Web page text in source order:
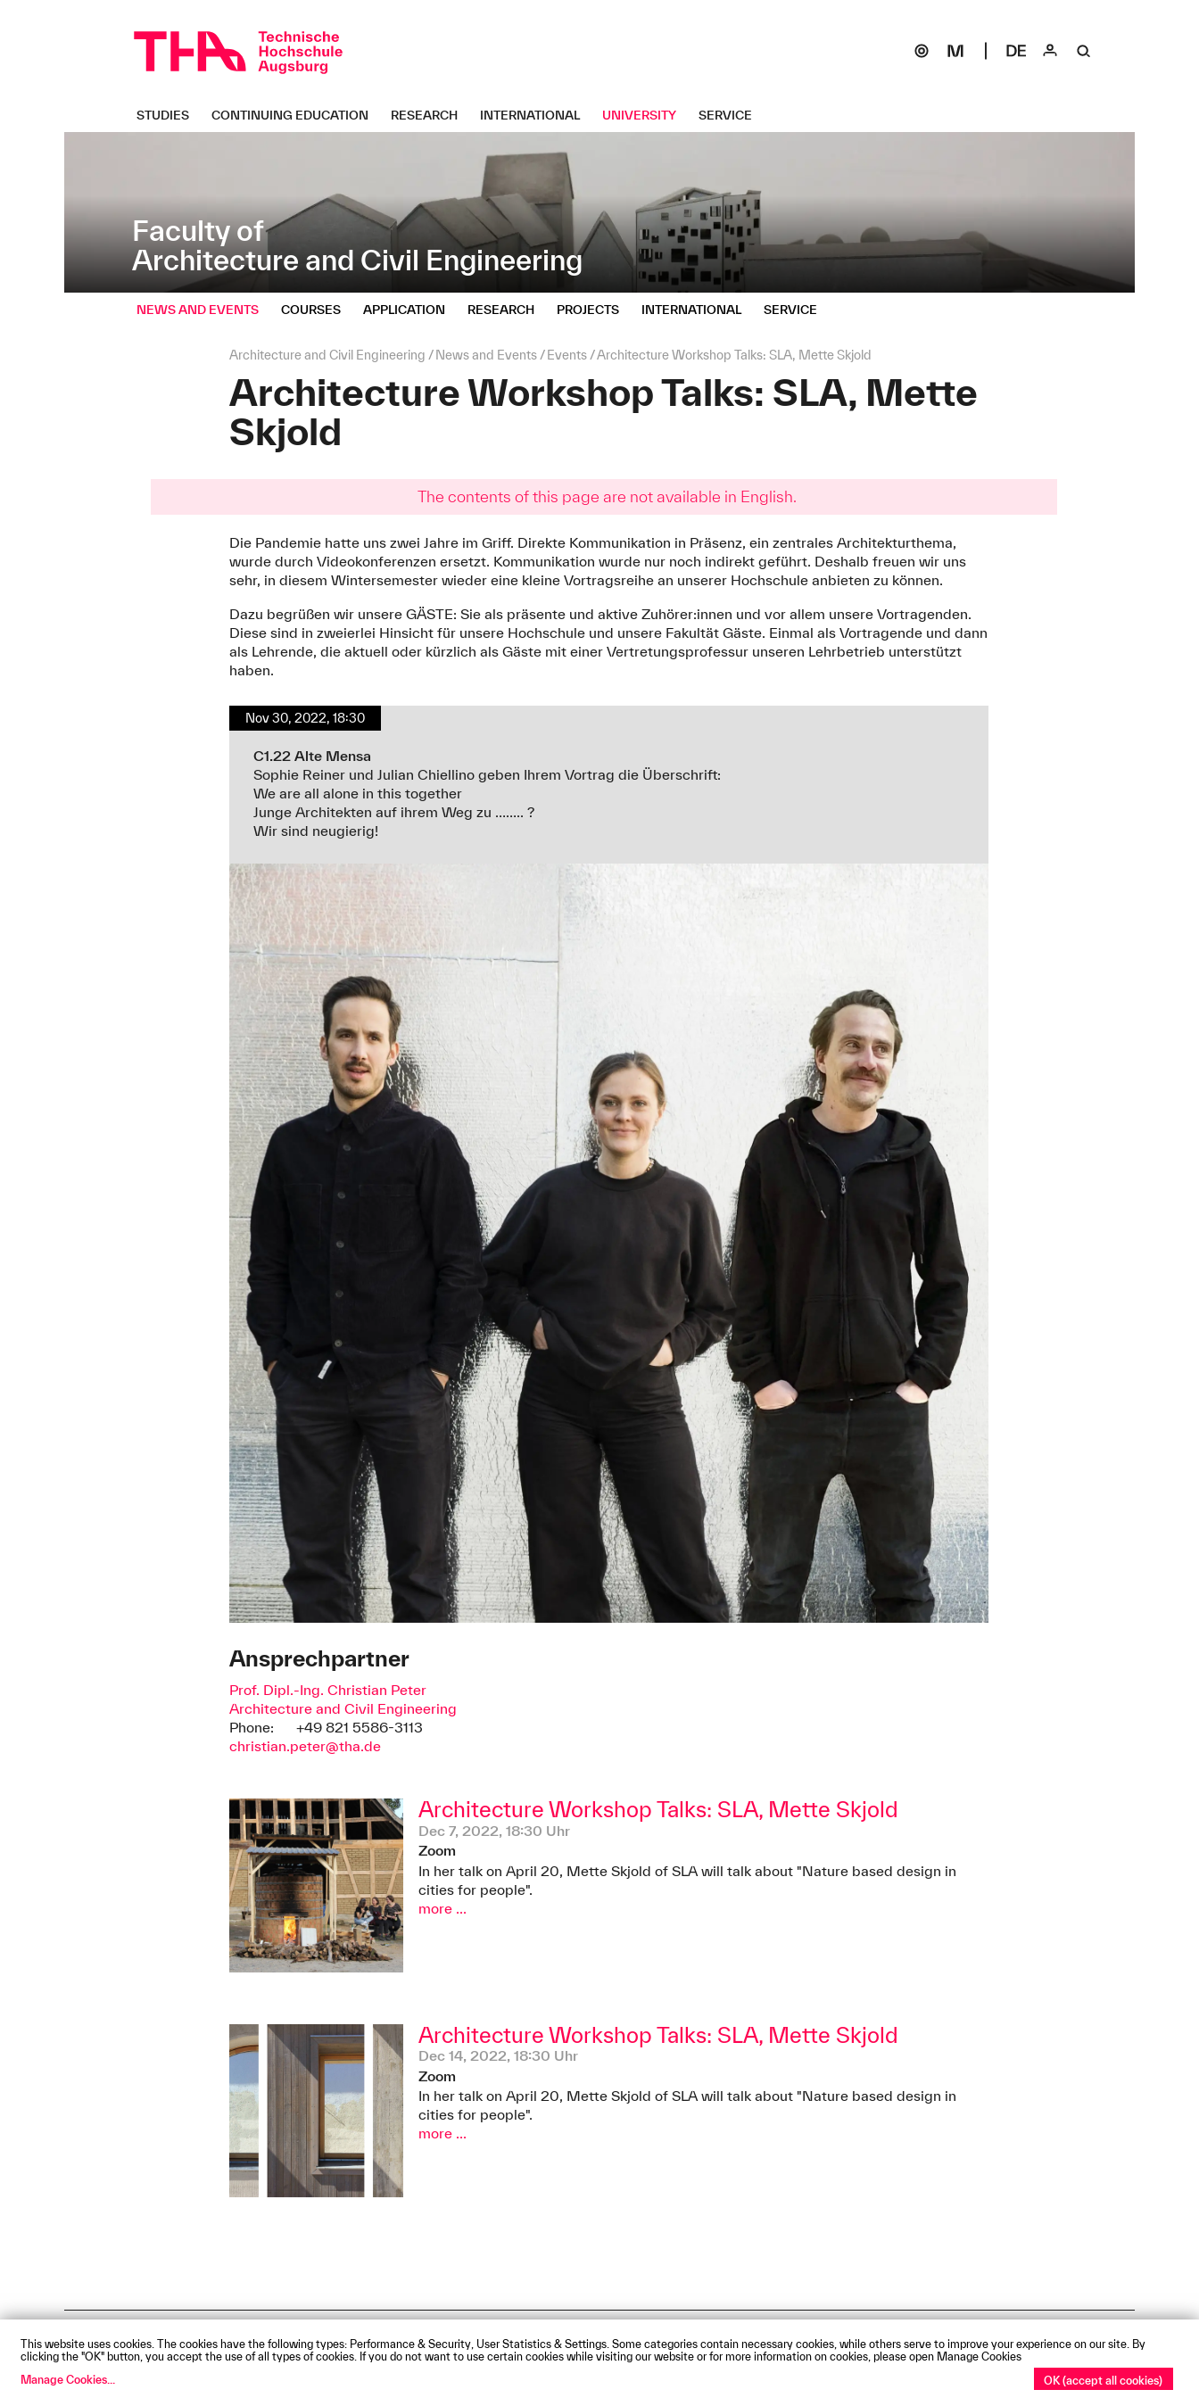
This website uses cookies. The cookies have the following types: Performance & Security, User Statistics & Settings. Some categories contain necessary cookies, while others serve to improve your experience on our site. By
clicking the "OK" button, you accept the use of all types of cookies. If you do not want to use certain cookies while visiting our website or for more information on cookies, please open Manage Cookies
Manage Cookies
OK (accept all cookies)
navigation
Faculty of
Architecture and Civil Engineering
STUDIES CONTINUING EDUCATION RESEARCH INTERNATIONAL UNIVERSITY SERVICE
NEWS AND EVENTS COURSES APPLICATION RESEARCH PROJECTS INTERNATIONAL SERVICE
Page
Architecture and Civil Engineering News and Events Events Architecture Workshop Talks: SLA, Mette Skjold
Architecture Workshop Talks: SLA, Mette
Skjold
The contents of this page are not available in English.
Die Pandemie hatte uns zwei Jahre im Griff. Direkte Kommunikation in Präsenz, ein zentrales Architekturthema,
wurde durch Videokonferenzen ersetzt. Kommunikation wurde nur noch indirekt geführt. Deshalb freuen wir uns
sehr, in diesem Wintersemester wieder eine kleine Vortragsreihe an unserer Hochschule anbieten zu können.
Dazu begrüßen wir unsere GÄSTE: Sie als präsente und aktive Zuhörer:innen und vor allem unsere Vortragenden.
Diese sind in zweierlei Hinsicht für unsere Hochschule und unsere Fakultät Gäste. Einmal als Vortragende und dann
als Lehrende, die aktuell oder kürzlich als Gäste mit einer Vertretungsprofessur unseren Lehrbetrieb unterstützt
haben.
Nov 30, 2022, 18:30
C1.22 Alte Mensa
Sophie Reiner und Julian Chiellino geben Ihrem Vortrag die Überschrift:
We are all alone in this together
Junge Architekten auf ihrem Weg zu …….. ?
Wir sind neugierig!
Ansprechpartner
Prof. Dipl.-Ing. Christian Peter
Architecture and Civil Engineering
Phone:
+49 821 5586-3113
christian.peter@tha.de
Architecture Workshop Talks: SLA, Mette Skjold
Dec 7, 2022, 18:30 Uhr
Zoom
In her talk on April 20, Mette Skjold of SLA will talk about "Nature based design in
cities for people".
more ...
Architecture Workshop Talks: SLA, Mette Skjold
Dec 14, 2022, 18:30 Uhr
Zoom
In her talk on April 20, Mette Skjold of SLA will talk about "Nature based design in
cities for people".
more ...
Impressum Privacy Policy Accessibility Statement Contact us Directions and Maps
Webmail
© Technische Hochschule Augsburg